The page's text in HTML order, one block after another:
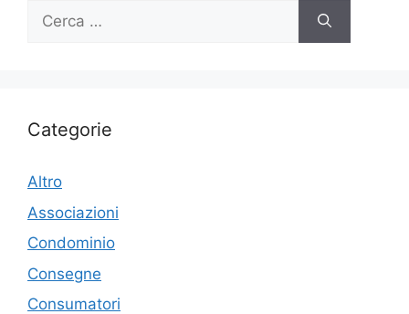
Ricerca
Categorie
Altro
Associazioni
Condominio
Consegne
Consumatori